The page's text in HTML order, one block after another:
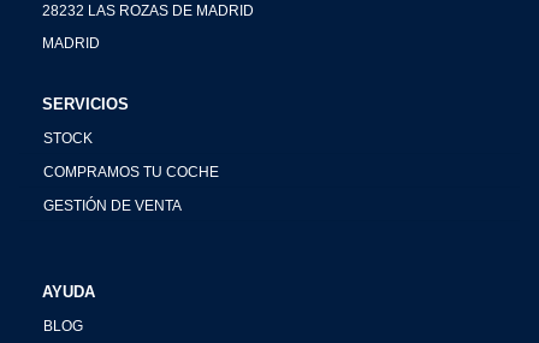
28232 LAS ROZAS DE MADRID
MADRID
SERVICIOS
STOCK
COMPRAMOS TU COCHE
GESTIÓN DE VENTA
AYUDA
BLOG